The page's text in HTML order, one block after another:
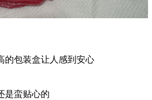
的包装盒让人感到安心
是蛮贴心的